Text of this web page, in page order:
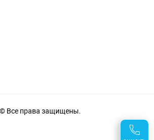
© Все права защищены.